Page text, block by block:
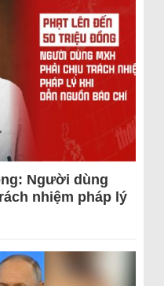
Người dùng
nhiệm pháp lý